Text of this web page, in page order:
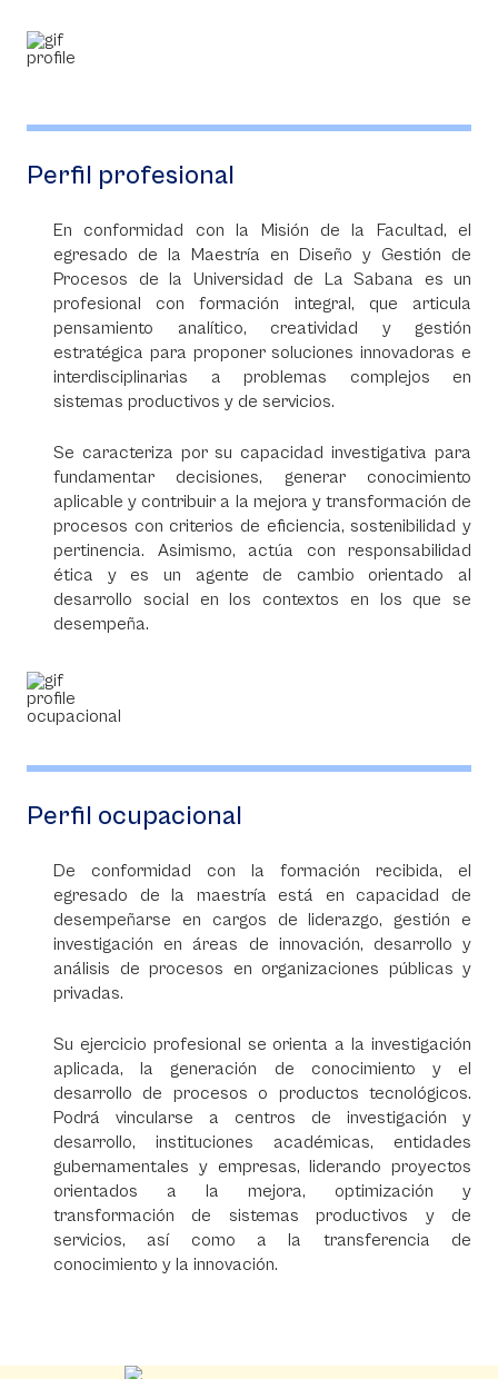
Perfil profesional
En conformidad con la Misión de la Facultad, el
egresado de la Maestría en Diseño y Gestión de
Procesos de la Universidad de La Sabana es un
profesional con formación integral, que articula
pensamiento analítico, creatividad y gestión
estratégica para proponer soluciones innovadoras e
interdisciplinarias a problemas complejos en
sistemas productivos y de servicios.
Se caracteriza por su capacidad investigativa para
fundamentar decisiones, generar conocimiento
aplicable y contribuir a la mejora y transformación de
procesos con criterios de eficiencia, sostenibilidad y
pertinencia. Asimismo, actúa con responsabilidad
ética y es un agente de cambio orientado al
desarrollo social en los contextos en los que se
desempeña.
Perfil ocupacional
De conformidad con la formación recibida, el
egresado de la maestría está en capacidad de
desempeñarse en cargos de liderazgo, gestión e
investigación en áreas de innovación, desarrollo y
análisis de procesos en organizaciones públicas y
privadas.
Su ejercicio profesional se orienta a la investigación
aplicada, la generación de conocimiento y el
desarrollo de procesos o productos tecnológicos.
Podrá vincularse a centros de investigación y
desarrollo, instituciones académicas, entidades
gubernamentales y empresas, liderando proyectos
orientados a la mejora, optimización y
transformación de sistemas productivos y de
servicios, así como a la transferencia de
conocimiento y la innovación.